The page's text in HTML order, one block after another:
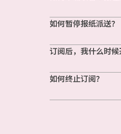
如何暂停报纸派送？
订阅后，我什么时候
如何终止订阅？